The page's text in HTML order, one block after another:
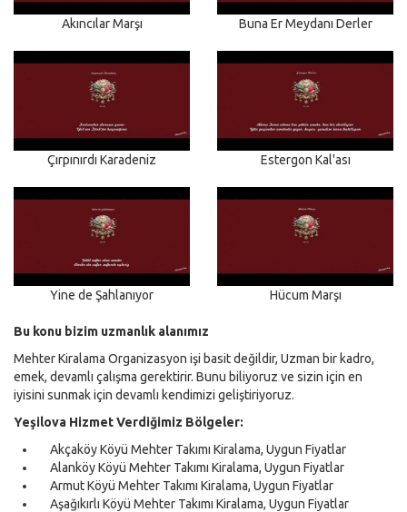
Akıncılar Marşı Buna Er Meydanı Derler
Çırpınırdı Karadeniz Estergon Kal'ası
Yine de Şahlanıyor Hücum Marşı
Bu konu bizim uzmanlık alanımız
Mehter Kiralama Organizasyon işi basit değildir, Uzman bir kadro,
emek, devamlı çalışma gerektirir. Bunu biliyoruz ve sizin için en
iyisini sunmak için devamlı kendimizi geliştiriyoruz.
Yeşilova Hizmet Verdiğimiz Bölgeler:
Akçaköy Köyü Mehter Takımı Kiralama, Uygun Fiyatlar
Alanköy Köyü Mehter Takımı Kiralama, Uygun Fiyatlar
Armut Köyü Mehter Takımı Kiralama, Uygun Fiyatlar
Aşağıkırlı Köyü Mehter Takımı Kiralama, Uygun Fiyatlar